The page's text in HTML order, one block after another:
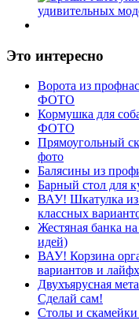
Это интересно
Ворота из
ФОТО
Кормушка для
ФОТО
Прямоугольный
фото
Балясины из
Барный стол для
ВАУ! Шкатулка из
классных
Жестяная банка
идей)
ВАУ! Корзина
вариантов и
Двухъярусная
Сделай сам!
Столы и